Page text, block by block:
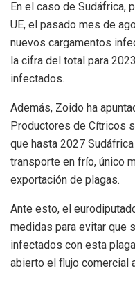
En el caso de Sudáfrica,
UE, el pasado mes de
nuevos cargamentos
la cifra del total para
infectados.
Además, Zoido ha
Productores de Cítricos
que hasta 2027
transporte en frío, único
exportación de plagas.
Ante esto, el
medidas para evitar que
infectados con esta
abierto el flujo comercial